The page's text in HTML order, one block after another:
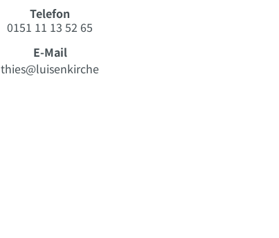
Telefon
0151 11 13 52 65
E-Mail
thies@luisenkirche